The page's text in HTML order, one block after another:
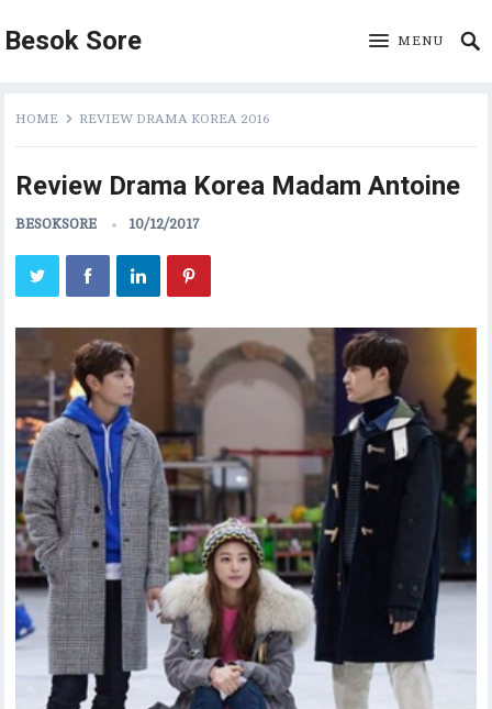
Besok Sore MENU
HOME REVIEW DRAMA KOREA 2016
Review Drama Korea Madam Antoine
BESOKSORE 10/12/2017